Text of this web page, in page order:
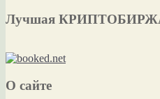
Лучшая
О сайте